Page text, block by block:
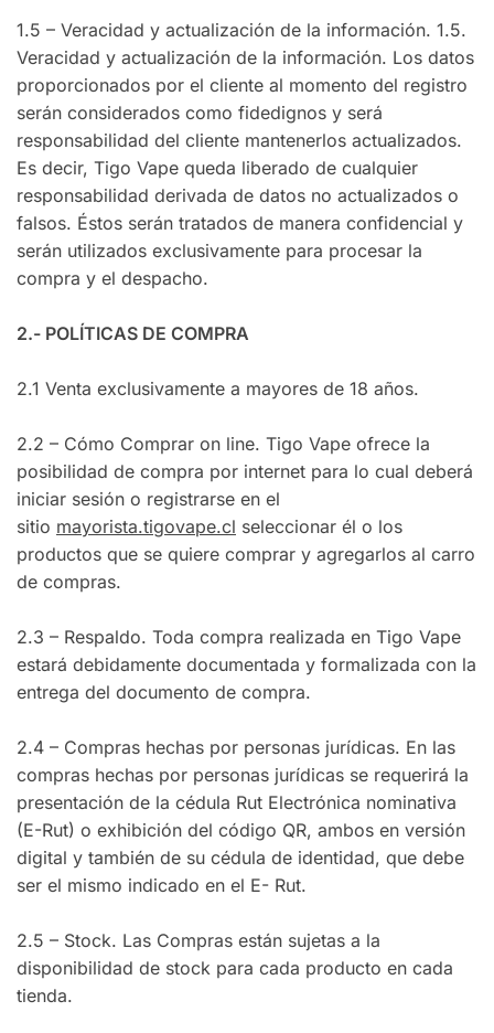
1.5 – Veracidad y actualización de la información. 1.5.
Veracidad y actualización de la información. Los datos
proporcionados por el cliente al momento del registro
serán considerados como fidedignos y será
responsabilidad del cliente mantenerlos actualizados.
Es decir, Tigo Vape queda liberado de cualquier
responsabilidad derivada de datos no actualizados o
falsos. Éstos serán tratados de manera confidencial y
serán utilizados exclusivamente para procesar la
compra y el despacho.
2.- POLÍTICAS DE COMPRA
2.1 Venta exclusivamente a mayores de 18 años.
2.2 – Cómo Comprar on line. Tigo Vape ofrece la
posibilidad de compra por internet para lo cual deberá
iniciar sesión o registrarse en el
sitio mayorista.tigovape.cl seleccionar él o los
productos que se quiere comprar y agregarlos al carro
de compras.
2.3 – Respaldo. Toda compra realizada en Tigo Vape
estará debidamente documentada y formalizada con la
entrega del documento de compra.
2.4 – Compras hechas por personas jurídicas. En las
compras hechas por personas jurídicas se requerirá la
presentación de la cédula Rut Electrónica nominativa
(E-Rut) o exhibición del código QR, ambos en versión
digital y también de su cédula de identidad, que debe
ser el mismo indicado en el E- Rut.
2.5 – Stock. Las Compras están sujetas a la
disponibilidad de stock para cada producto en cada
tienda.